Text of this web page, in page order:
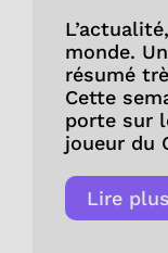
monde. Un
résumé
Cette
porte sur
joueur du
Lire plus